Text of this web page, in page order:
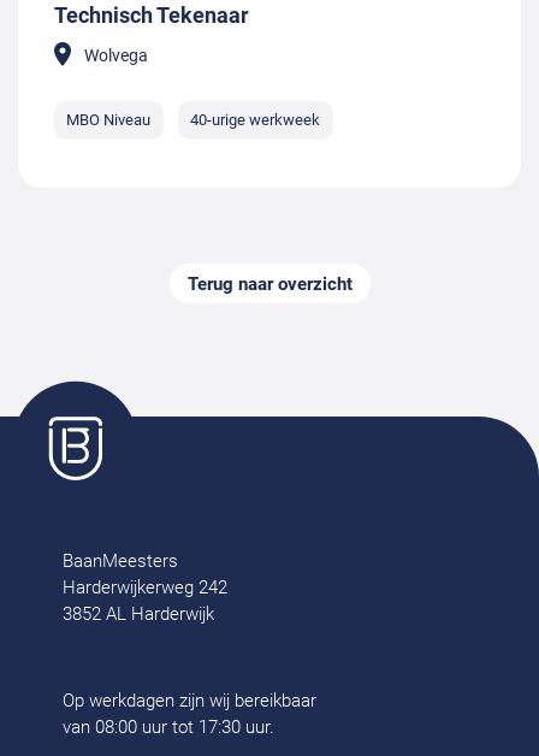
Technisch Tekenaar
Wolvega
MBO Niveau 40-urige werkweek
Terug naar overzicht
BaanMeesters
Harderwijkerweg 242
3852 AL Harderwijk
Op werkdagen zijn wij bereikbaar
van 08:00 uur tot 17:30 uur.